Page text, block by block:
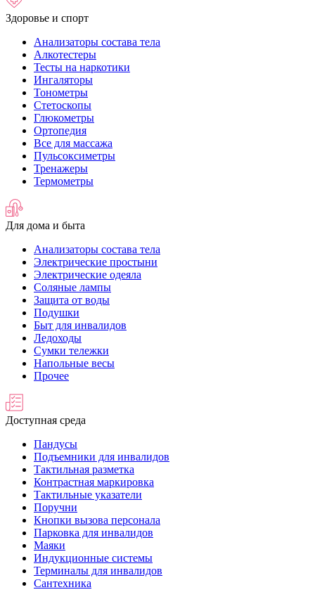
Здоровье и спорт
Анализаторы состава тела
Алкотестеры
Тесты на наркотики
Ингаляторы
Тонометры
Стетоскопы
Глюкометры
Ортопедия
Все для массажа
Пульсоксиметры
Тренажеры
Термометры
Для дома и быта
Анализаторы состава тела
Электрические простыни
Электрические одеяла
Соляные лампы
Защита от воды
Подушки
Быт для инвалидов
Ледоходы
Сумки тележки
Напольные весы
Прочее
Доступная среда
Пандусы
Подъемники для инвалидов
Тактильная разметка
Контрастная маркировка
Тактильные указатели
Поручни
Кнопки вызова персонала
Парковка для инвалидов
Маяки
Индукционные системы
Терминалы для инвалидов
Сантехника